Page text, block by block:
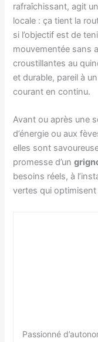
rafraîchissant, agit
locale : ça tient la
si l’objectif est de
mouvementée sans
croustillantes au
et durable, pareil à
courant en continu.
Avant ou après une
d’énergie ou aux
elles sont
promesse d’un
besoins réels, à
vertes qui
Passionné